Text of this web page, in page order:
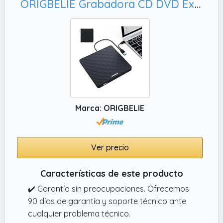
la bolsa de su computadora portátil.
lector CD externo son compatibles con
varios dispositivos.
ORIGBELIE Grabadora CD DVD Externa, Linux y Mac OS (Negro)
Marca: ORIGBELIE
Ver precio
Características de este producto
✔️ Garantía sin preocupaciones. Ofrecemos
90 días de garantía y soporte técnico ante
cualquier problema técnico.